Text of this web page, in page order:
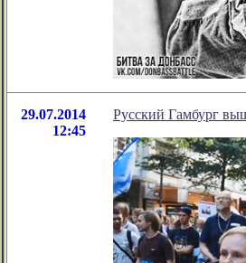
29.07.2014
12:45
Русский Гамбург